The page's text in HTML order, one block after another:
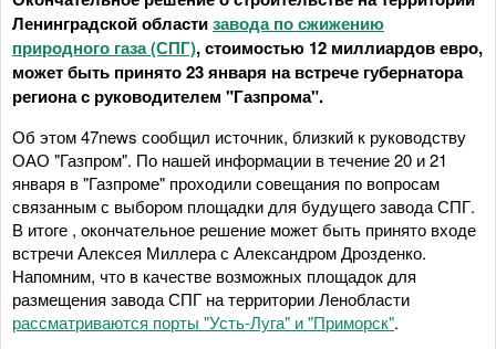
Ленинградской областизавода по сжижению
природного газа (СПГ), стоимостью 12 миллиардов евро,
может быть принято 23 января на встрече губернатора
региона с руководителем "Газпрома".
Об этом 47news сообщил источник, близкий к руководству
ОАО "Газпром". По нашей информации в течение 20 и 21
января в "Газпроме" проходили совещания по вопросам
связанным с выбором площадки для будущего завода СПГ.
В итоге , окончательное решение может быть принято входе
встречи Алексея Миллера с Александром Дрозденко.
Напомним, что в качестве возможных площадок для
размещения завода СПГ на территории Ленобласти
рассматриваются порты "Усть-Луга" и "Приморск".